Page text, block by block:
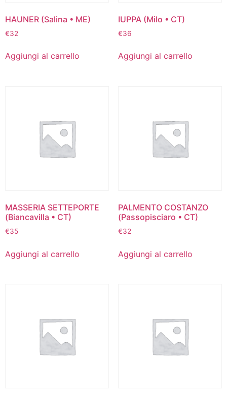
HAUNER (Salina • ME)
€32
Aggiungi al carrello
IUPPA (Milo • CT)
€36
Aggiungi al carrello
MASSERIA SETTEPORTE
(Biancavilla • CT)
€35
Aggiungi al carrello
PALMENTO COSTANZO
(Passopisciaro • CT)
€32
Aggiungi al carrello